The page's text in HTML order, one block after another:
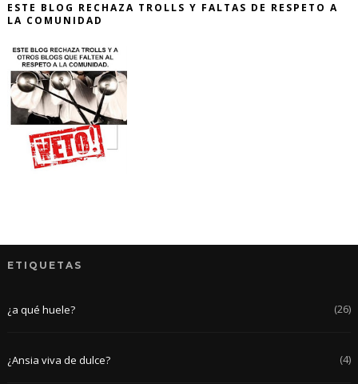
ESTE BLOG RECHAZA TROLLS Y FALTAS DE RESPETO A
LA COMUNIDAD
ETIQUETAS
¿a qué huele? (26)
¿Ansia viva de dulce? (4)